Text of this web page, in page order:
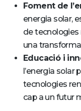
Foment de
energia solar,
de
una
Educació i
l’energia solar
tecnologies
cap a un futur